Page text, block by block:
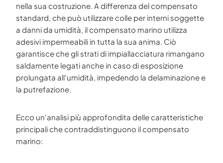
nella sua costruzione. A differenza del compensato
standard, che può utilizzare colle per interni soggette
a danni da umidità, il compensato marino utilizza
adesivi impermeabili in tutta la sua anima. Ciò
garantisce che gli strati di impiallacciatura rimangano
saldamente legati anche in caso di esposizione
prolungata all'umidità, impedendo la delaminazione e
la putrefazione.
Ecco un'analisi più approfondita delle caratteristiche
principali che contraddistinguono il compensato
marino: